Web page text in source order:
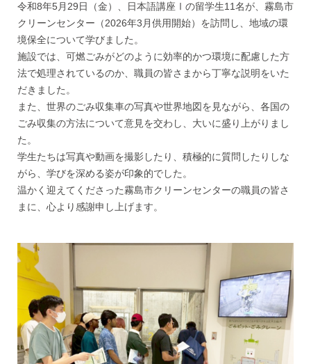
令和8年5月29日（金）、日本語講座Ⅰの留学生11名が、霧島市
クリーンセンター（2026年3月供用開始）を訪問し、地域の環
境保全について学びました。
施設では、可燃ごみがどのように効率的かつ環境に配慮した方
法で処理されているのか、職員の皆さまから丁寧な説明をいた
だきました。
また、世界のごみ収集車の写真や世界地図を見ながら、各国の
ごみ収集の方法について意見を交わし、大いに盛り上がりまし
た。
学生たちは写真や動画を撮影したり、積極的に質問したりしな
がら、学びを深める姿が印象的でした。
温かく迎えてくださった霧島市クリーンセンターの職員の皆さ
まに、心より感謝申し上げます。